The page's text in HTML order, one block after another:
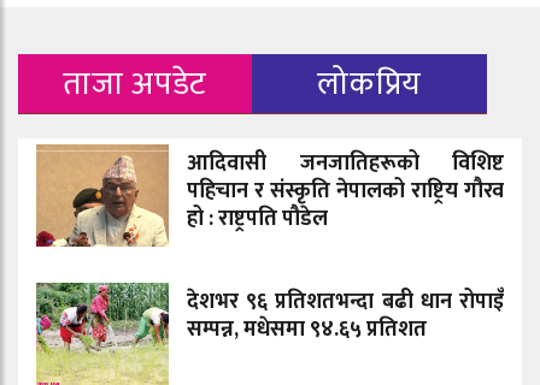
ताजा अपडेट लोकप्रिय
आदिवासी जनजातिहरूको विशिष्ट
पहिचान र संस्कृति नेपालको राष्ट्रिय गौरव
हो : राष्ट्रपति पौडेल
देशभर ९६ प्रतिशतभन्दा बढी धान रोपाइँ
सम्पन्न, मधेसमा ९४.६५ प्रतिशत